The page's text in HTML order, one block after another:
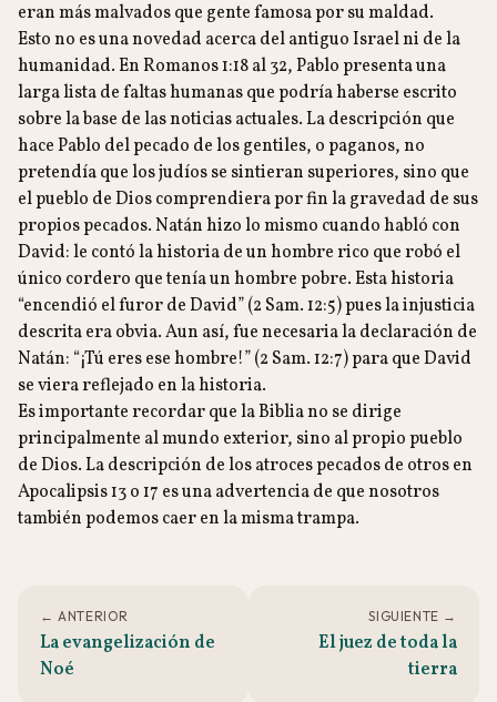
eran más malvados que gente famosa por su maldad.
Esto no es una novedad acerca del antiguo Israel ni de la
humanidad. En Romanos 1:18 al 32, Pablo presenta una
larga lista de faltas humanas que podría haberse escrito
sobre la base de las noticias actuales. La descripción que
hace Pablo del pecado de los gentiles, o paganos, no
pretendía que los judíos se sintieran superiores, sino que
el pueblo de Dios comprendiera por fin la gravedad de sus
propios pecados. Natán hizo lo mismo cuando habló con
David: le contó la historia de un hombre rico que robó el
único cordero que tenía un hombre pobre. Esta historia
“encendió el furor de David” (2 Sam. 12:5) pues la injusticia
descrita era obvia. Aun así, fue necesaria la declaración de
Natán: “¡Tú eres ese hombre!” (2 Sam. 12:7) para que David
se viera reflejado en la historia.
Es importante recordar que la Biblia no se dirige
principalmente al mundo exterior, sino al propio pueblo
de Dios. La descripción de los atroces pecados de otros en
Apocalipsis 13 o 17 es una advertencia de que nosotros
también podemos caer en la misma trampa.
← ANTERIOR
La evangelización de
Noé
SIGUIENTE →
El juez de toda la
tierra